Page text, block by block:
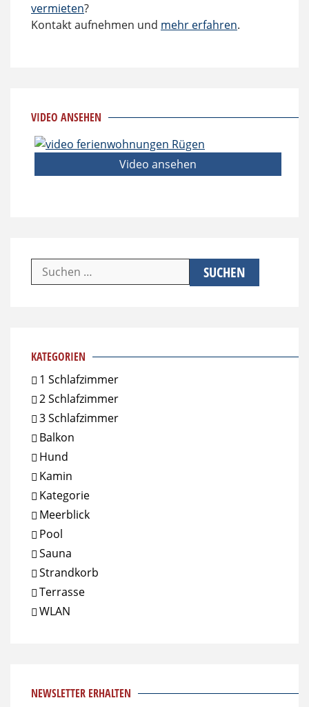
vermieten?
Kontakt aufnehmen und mehr erfahren.
VIDEO ANSEHEN
Video ansehen
Suchen
nach:
KATEGORIEN
1 Schlafzimmer
2 Schlafzimmer
3 Schlafzimmer
Balkon
Hund
Kamin
Kategorie
Meerblick
Pool
Sauna
Strandkorb
Terrasse
WLAN
NEWSLETTER ERHALTEN